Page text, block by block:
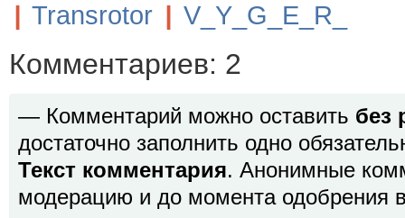
| Transrotor | V_Y_G_E_R_
Комментариев: 2
— Комментарий можно оставить без
достаточно заполнить одно
Текст комментария. Анонимные
модерацию и до момента одобрения